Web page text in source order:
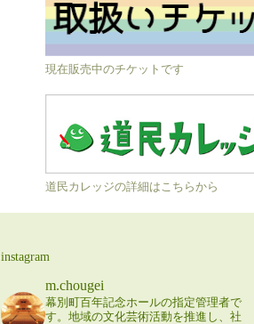
現在販売中のチケットです
道民カレッジの詳細はこちらから
instagram
m.chougei
幕別町百年記念ホールの指定管理者で
す。地域の文化芸術活動を推進し、社